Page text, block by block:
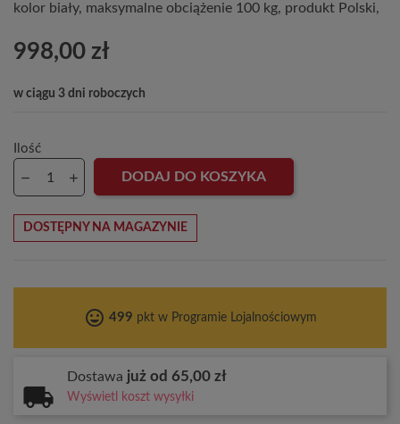
kolor biały, maksymalne obciążenie 100 kg, produkt Polski,
998,00 zł
w ciągu 3 dni roboczych
Ilość
DODAJ DO KOSZYKA
DOSTĘPNY NA MAGAZYNIE
tag_faces 499 pkt w Programie Lojalnościowym
Dostawa już od 65,00 zł
Wyświetl koszt wysyłki